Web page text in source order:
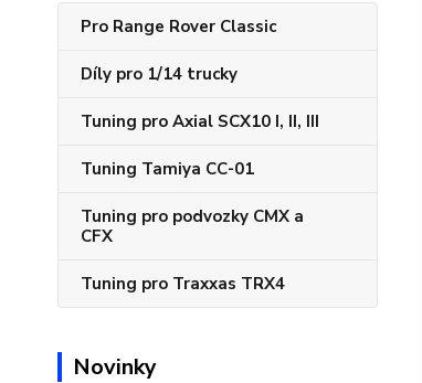
Pro Range Rover Classic
Díly pro 1/14 trucky
Tuning pro Axial SCX10 I, II, III
Tuning Tamiya CC-01
Tuning pro podvozky CMX a
CFX
Tuning pro Traxxas TRX4
Novinky